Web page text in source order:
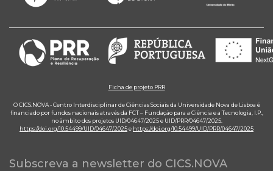
Ficha de projeto PRR
O CICS.NOVA - Centro Interdisciplinar de Ciências Sociais da Universidade Nova de Lisboa é
financiado por fundos nacionais através da FCT – Fundação para a Ciência e a Tecnologia, I.P.,
no âmbito dos projetos UID/04647/2025 e UID/PRR/04647/2025.
https://doi.org/10.54499/UID/04647/2025e https://doi.org/10.54499/UID/PRR/04647/2025
Subscreva a newsletter do CICS.NOVA